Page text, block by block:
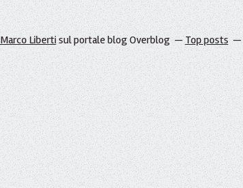
Marco Libertisul portale blog Overblog Top posts